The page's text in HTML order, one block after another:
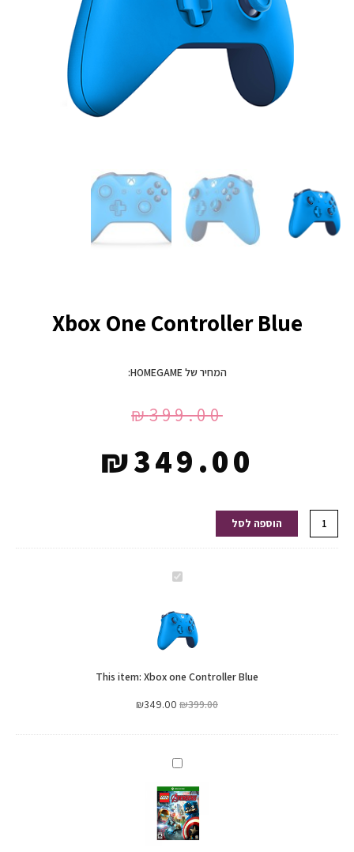
Xbox One Controller Blue
המחיר של HOMEGAME:
₪399.00
₪349.00
כמות
של
הוספה לסל
Xbox
Controller
Blue
This item: Xbox one Controller Blue
₪399.00
₪349.00
xbox
one
-
LEGO
Marvel